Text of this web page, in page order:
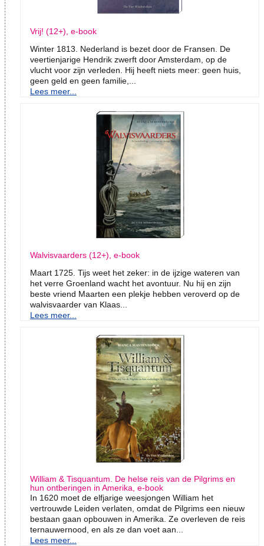
Vrij! (12+), e-book
Winter 1813. Nederland is bezet door de Fransen. De
veertienjarige Hendrik zwerft door Amsterdam, op de
vlucht voor zijn verleden. Hij heeft niets meer: geen huis,
geen geld en geen familie,...
Lees meer...
Walvisvaarders (12+), e-book
Maart 1725. Tijs weet het zeker: in de ijzige wateren van
het verre Groenland wacht het avontuur. Nu hij en zijn
beste vriend Maarten een plekje hebben veroverd op de
walvisvaarder van Klaas...
Lees meer...
William & Tisquantum. De helse reis van de Pilgrims en
hun ontberingen in Amerika, e-book
In 1620 moet de elfjarige weesjongen William het
vertrouwde Leiden verlaten, omdat de Pilgrims een nieuw
bestaan gaan opbouwen in Amerika. Ze overleven de reis
ternauwernood, en als ze dan voet aan...
Lees meer...